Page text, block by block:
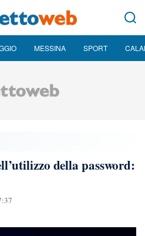
MESSINA SPORT
della password: